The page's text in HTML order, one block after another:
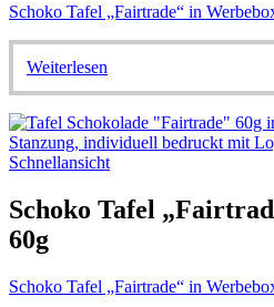
Schoko Tafel „Fairtrade“ in
Weiterlesen
Schnellansicht
Schoko Tafel
60g
Schoko Tafel „Fairtrade“ in